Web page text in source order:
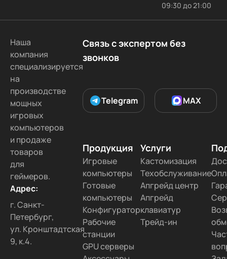
09:30 до 21:00
Наша
компания
специализируется
на
производстве
мощных
игровых
компьютеров
и продаже
товаров
для
геймеров.
Адрес:
г. Санкт-
Петербург,
ул. Кронштадтская
9, к.4.
Связь с экспертом без
звонков
Telegram MAX
Продукция
Игровые
компьютеры
Готовые
компьютеры
Конфигуратор
Рабочие
станции
GPU серверы
Услуги
Кастомизация
Техобслуживание
Апгрейд центр
Апгрейд
клавиатур
Трейд-ин